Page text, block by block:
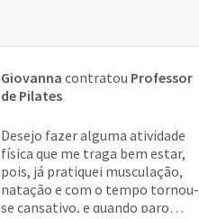
Giovanna contratou Professor
de Pilates
Desejo fazer alguma atividade
física que me traga bem estar,
pois, já pratiquei musculação,
natação e com o tempo tornou-
se cansativo, e quando paro